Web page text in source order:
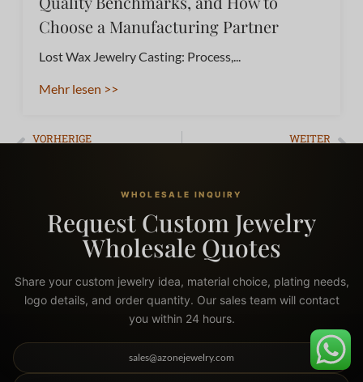
Choose a Manufacturing Partner
Lost Wax Jewelry Casting: Process,...
Mehr lesen >>
VORHERIGE WEITER
WHOLESALE INQUIRY
Request Custom Jewelry
Wholesale Quotes
Share your custom jewelry idea, material choice, plating needs,
logo details, and order quantity. Our sales team will contact
you within 24 hours.
sales@azonejewelry.com